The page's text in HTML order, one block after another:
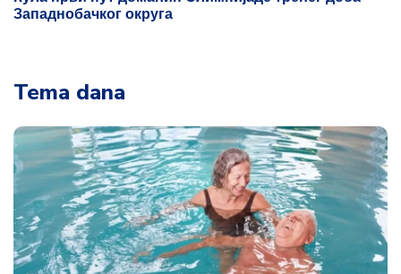
Западнобачког округа
Tema dana